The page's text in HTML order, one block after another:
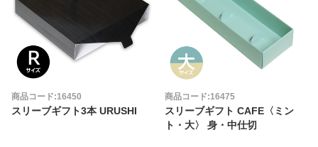
商品コード:16450
スリーブギフト3本 URUSHI
商品コード:16475
スリーブギフト CAFE〈ミン
ト・大〉 身・中仕切